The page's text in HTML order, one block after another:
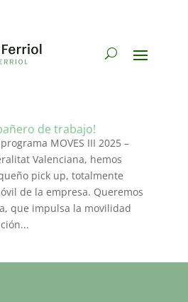
de trabajo!
MOVES III 2025 –
Valenciana, hemos
pick up, totalmente
de la empresa. Queremos
que impulsa la movilidad